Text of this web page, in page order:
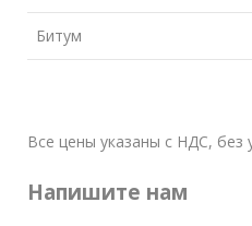
Битум
Все цены указаны с НДС, без
Напишите нам